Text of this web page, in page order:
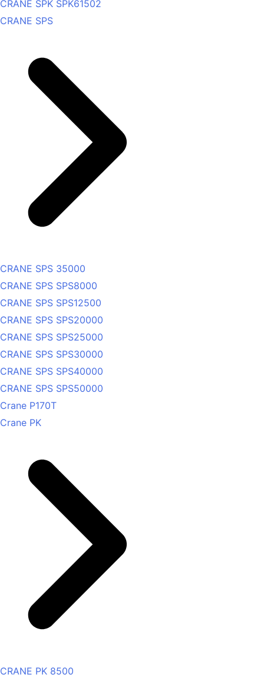
CRANE SPK SPK61502
CRANE SPS
CRANE SPS 35000
CRANE SPS SPS8000
CRANE SPS SPS12500
CRANE SPS SPS20000
CRANE SPS SPS25000
CRANE SPS SPS30000
CRANE SPS SPS40000
CRANE SPS SPS50000
Crane P170T
Crane PK
CRANE PK 8500